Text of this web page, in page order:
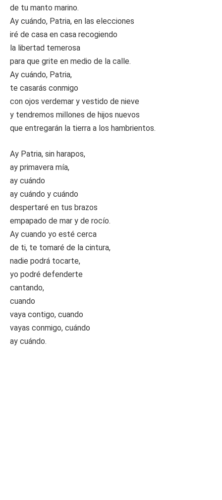
de tu manto marino.
Ay cuándo, Patria, en las elecciones
iré de casa en casa recogiendo
la libertad temerosa
para que grite en medio de la calle.
Ay cuándo, Patria,
te casarás conmigo
con ojos verdemar y vestido de nieve
y tendremos millones de hijos nuevos
que entregarán la tierra a los hambrientos.
Ay Patria, sin harapos,
ay primavera mía,
ay cuándo
ay cuándo y cuándo
despertaré en tus brazos
empapado de mar y de rocío.
Ay cuando yo esté cerca
de ti, te tomaré de la cintura,
nadie podrá tocarte,
yo podré defenderte
cantando,
cuando
vaya contigo, cuando
vayas conmigo, cuándo
ay cuándo.